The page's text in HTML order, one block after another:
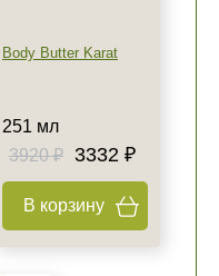
Body Butter Karat
251 мл
3920 ₽
3332 ₽
В корзину